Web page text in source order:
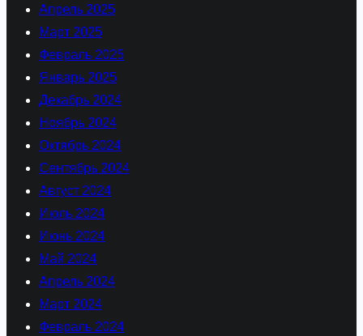
Апрель 2025
Март 2025
Февраль 2025
Январь 2025
Декабрь 2024
Ноябрь 2024
Октябрь 2024
Сентябрь 2024
Август 2024
Июль 2024
Июнь 2024
Май 2024
Апрель 2024
Март 2024
Февраль 2024